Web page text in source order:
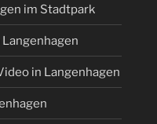
im Stadtpark
in Langenhagen